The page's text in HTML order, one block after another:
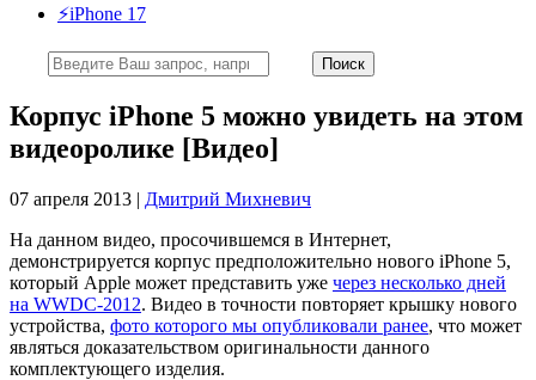
⚡️iPhone 17
Корпус iPhone 5 можно увидеть на этом
видеоролике [Видео]
07 апреля 2013 | Дмитрий Михневич
На данном видео, просочившемся в Интернет,
демонстрируется корпус предположительно нового iPhone 5,
который Apple может представить уже через несколько дней
на WWDC-2012. Видео в точности повторяет крышку нового
устройства, фото которого мы опубликовали ранее, что может
являться доказательством оригинальности данного
комплектующего изделия.